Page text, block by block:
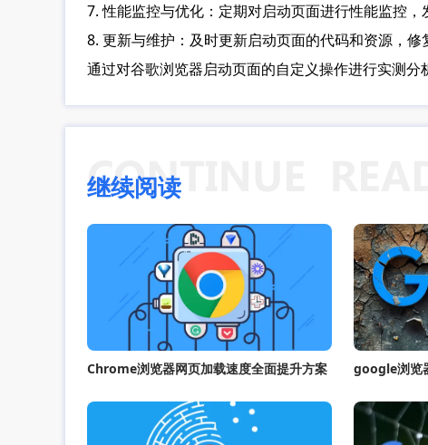
7. 性能监控与优化：定期对启动页面进行性能监控
8. 更新与维护：及时更新启动页面的代码和资源，
通过对谷歌浏览器启动页面的自定义操作进行实测分
继续阅读
Chrome浏览器网页加载速度全面提升方案 google浏览